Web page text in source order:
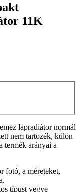
11K
lapradiátor normál
nem tartozék, külön
termék arányai a
fotó, a méreteket,
típust vegye